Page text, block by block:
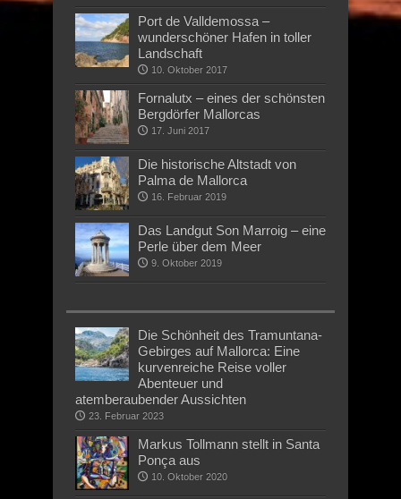
Port de Valldemossa –
wunderschöner Hafen in toller
Landschaft
10. Oktober 2017
Fornalutx – eines der schönsten
Bergdörfer Mallorcas
17. Juni 2017
Die historische Altstadt von
Palma de Mallorca
16. Februar 2019
Das Landgut Son Marroig – eine
Perle über dem Meer
9. Oktober 2019
Die Schönheit des Tramuntana-
Gebirges auf Mallorca: Eine
kurvenreiche Reise voller
Abenteuer und
atemberaubender Aussichten
23. Februar 2023
Markus Tollmann stellt in Santa
Ponça aus
10. Oktober 2020